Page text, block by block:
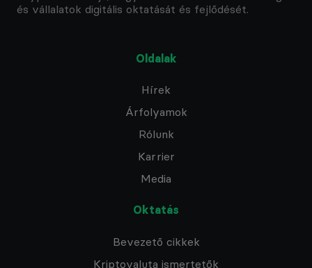
és vállalatok digitális oktatását és fejlődését.
Oldalak
Hírek
Árfolyamok
Rólunk
Karrier
Media
Oktatás
Bevezető cikkek
Kriptovaluta ismertetők